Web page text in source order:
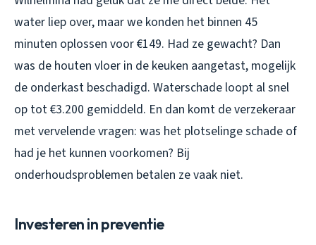
water liep over, maar we konden het binnen 45
minuten oplossen voor €149. Had ze gewacht? Dan
was de houten vloer in de keuken aangetast, mogelijk
de onderkast beschadigd. Waterschade loopt al snel
op tot €3.200 gemiddeld. En dan komt de verzekeraar
met vervelende vragen: was het plotselinge schade of
had je het kunnen voorkomen? Bij
onderhoudsproblemen betalen ze vaak niet.
Investeren in preventie